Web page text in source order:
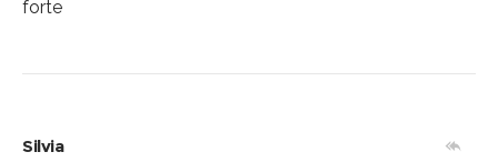
forte
Silvia